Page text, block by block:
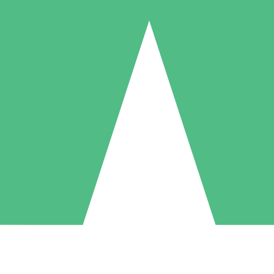
Individuele Creditpakketten
per gebruik met downloadtegoeden. Geen maandelijkse verplichting
5 Downloaden
US$